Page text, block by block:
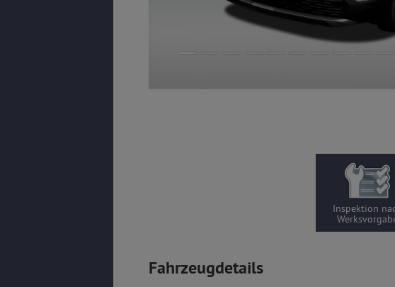
Inspektion
Fahrzeugdetails